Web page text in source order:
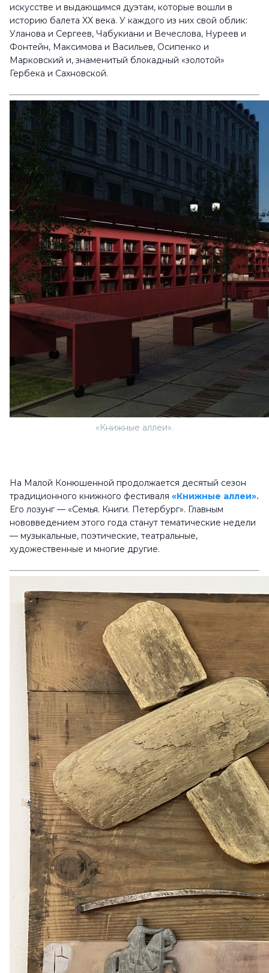
искусстве и выдающимся дуэтам, которые вошли в
историю балета XX века. У каждого из них свой облик:
Уланова и Сергеев, Чабукиани и Вечеслова, Нуреев и
Фонтейн, Максимова и Васильев, Осипенко и
Марковский и, знаменитый блокадный «золотой»
Гербека и Сахновской.
«Книжные аллеи».
На Малой Конюшенной продолжается десятый сезон
традиционного книжного фестиваля «Книжные аллеи».
Его лозунг — «Семья. Книги. Петербург». Главным
нововведением этого года станут тематические недели
— музыкальные, поэтические, театральные,
художественные и многие другие.